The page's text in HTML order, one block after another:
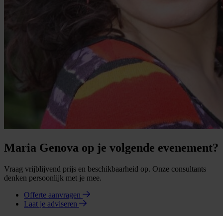
Maria Genova op je volgende evenement?
Vraag vrijblijvend prijs en beschikbaarheid op. Onze consultants
denken persoonlijk met je mee.
Offerte aanvragen
Laat je adviseren